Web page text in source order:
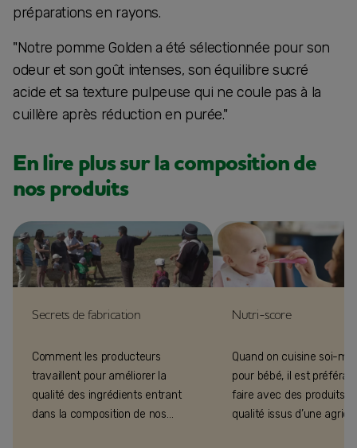
préparations en rayons.
"Notre pomme Golden a été sélectionnée pour son
odeur et son goût intenses, son équilibre sucré
acide et sa texture pulpeuse qui ne coule pas à la
cuillère après réduction en purée."
En lire plus sur la composition de
nos produits
Secrets de fabrication
Comment les producteurs
travaillent pour améliorer la
qualité des ingrédients entrant
dans la composition de nos
Nutri-score
Quand on cuisine soi-
pour bébé, il est
faire avec des produits
qualité issus d’une